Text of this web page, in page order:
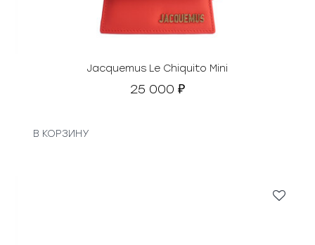
Jacquemus Le Chiquito Mini
25 000 ₽
В КОРЗИНУ